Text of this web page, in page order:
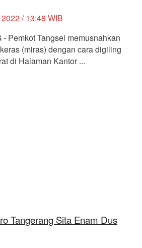
/ 13:48 WIB
Pemkot Tangsel memusnahkan
(miras) dengan cara digiling
di Halaman Kantor ...
Tangerang Sita Enam Dus